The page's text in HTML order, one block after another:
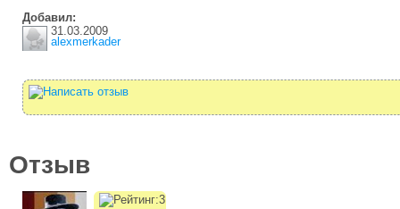
Добавил:
31.03.2009
alexmerkader
Отзыв